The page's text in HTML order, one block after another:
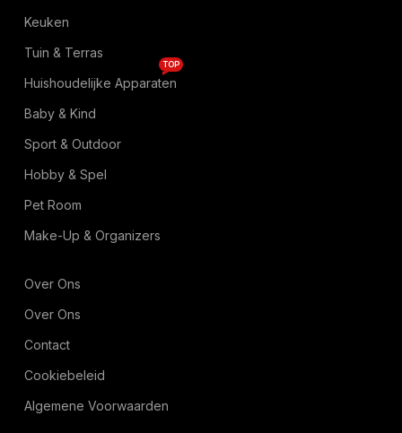
Keuken
Tuin & Terras
Huishoudelijke Apparaten
TOP
Baby & Kind
Sport & Outdoor
Hobby & Spel
Pet Room
Make-Up & Organizers
Over Ons
Over Ons
Contact
Cookiebeleid
Algemene Voorwaarden